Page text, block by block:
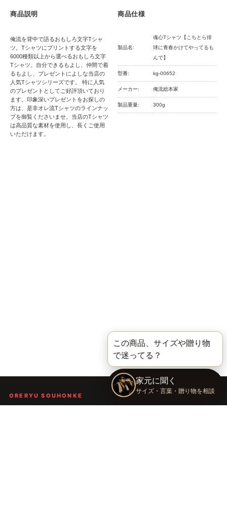
商品説明
俺流を背中で語るおもしろ文字Tシャ
ツ。Tシャツにプリントする文字を
6000種類以上から選べるおもしろ文字
Tシャツ。自分できるもよし、仲間で着
るもよし、プレゼントによしな当店の
人気Tシャツシリーズです。 特に人気
のプレゼントとしてご好評頂いており
ます。印象深いプレゼントをお探しの
方は、是非オレ流Tシャツのラインナッ
プを御覧くださいませ。当店のTシャツ
は高品質な素材を使用し、長くご使用
いただけます。
商品仕様
製品名:
魂心Tシャツ【こちとら排
球に青春かけてやってるも
んで】
型番: kg-00652
メーカー: 俺流総本家
製品重量: 300g
ORERYU SOUHONKE